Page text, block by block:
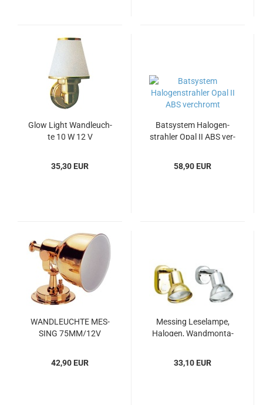
Glow Light Wand­leuch­
te 10 W 12 V
35,30 EUR
Bat­sys­tem Ha­lo­gen­
strah­ler Opal II ABS ver­
58,90 EUR
WAND­LEUCH­TE MES­
SING 75MM/12V
42,90 EUR
Mes­sing Le­se­lam­pe,
Ha­lo­gen, Wand­mon­ta­
33,10 EUR